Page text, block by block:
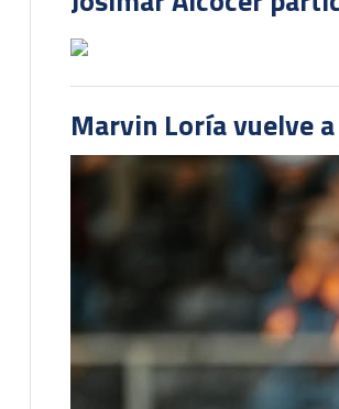
Marvin Loría vuelve